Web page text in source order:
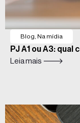
Blog Na mídia
PJ A1 ou A3:
Leia mais 🡒